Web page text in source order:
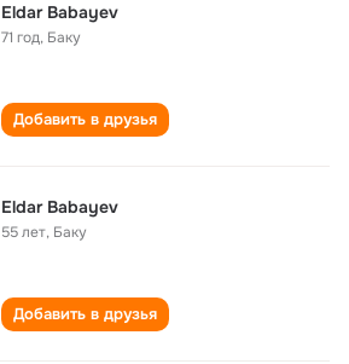
Eldar Babayev
71 год, Баку
Добавить в друзья
Eldar Babayev
55 лет, Баку
Добавить в друзья